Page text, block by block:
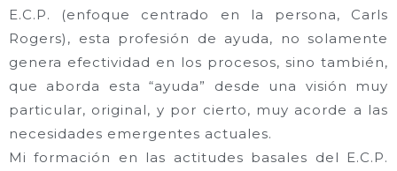
E.C.P. (enfoque centrado en la persona, Carls
Rogers), esta profesión de ayuda, no solamente
genera efectividad en los procesos, sino también,
que aborda esta “ayuda” desde una visión muy
particular, original, y por cierto, muy acorde a las
necesidades emergentes actuales.
Mi formación en las actitudes basales del E.C.P.